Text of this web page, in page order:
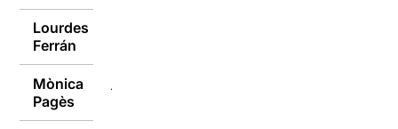
Lourdes
Ferrán
Mònica
Pagès
16/01/2017